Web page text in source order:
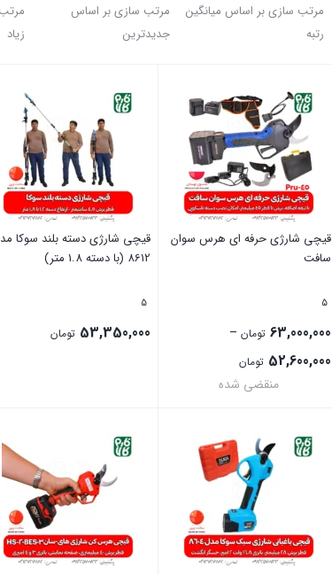
مرتب سازی بر اساس میانگین
رتبه
مرتب سازی بر اساس
جدیدترین
زیاد
قیچی شارژی حرفه ای هرس سوان
سافت
5
63,000,000 تومان –
52,600,000 تومانPrice
range:
63,000,000 تومان
منقضی شده
قیچی شارژی دسته بلند سوکا
8612 (با دسته 1.8 متر)
5
53,350,000 تومان